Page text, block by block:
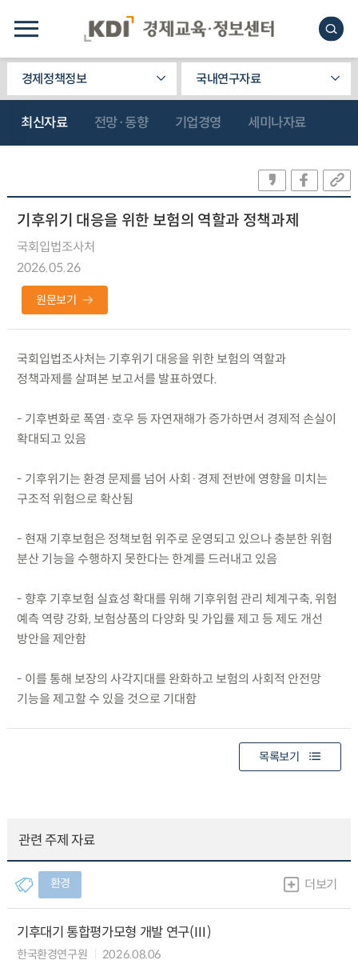
경제정책정보 국내연구자료
최신자료 전망·동향 기업경영 세미나자료
기후위기 대응을 위한 보험의 역할과 정책과제
국회입법조사처
2026.05.26
원문보기
국회입법조사처는 기후위기 대응을 위한 보험의 역할과
정책과제를 살펴본 보고서를 발표하였다.
- 기후변화로 폭염·호우 등 자연재해가 증가하면서 경제적 손실이
확대되고 있음
- 기후위기는 환경 문제를 넘어 사회·경제 전반에 영향을 미치는
구조적 위험으로 확산됨
- 현재 기후보험은 정책보험 위주로 운영되고 있으나 충분한 위험
분산 기능을 수행하지 못한다는 한계를 드러내고 있음
- 향후 기후보험 실효성 확대를 위해 기후위험 관리 체계구축, 위험
예측 역량 강화, 보험상품의 다양화 및 가입률 제고 등 제도 개선
방안을 제안함
- 이를 통해 보장의 사각지대를 완화하고 보험의 사회적 안전망
기능을 제고할 수 있을 것으로 기대함
목록보기
관련 주제 자료
환경 더보기
기후대기 통합평가모형 개발 연구(Ⅲ)
한국환경연구원 2026.08.06